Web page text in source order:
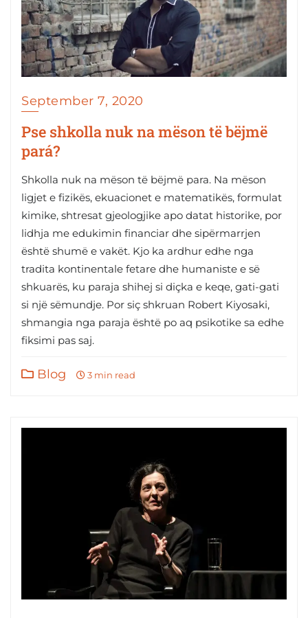
September 7, 2020
Pse shkolla nuk na mëson të bëjmë
pará?
Shkolla nuk na mëson të bëjmë para. Na mëson
ligjet e fizikës, ekuacionet e matematikës, formulat
kimike, shtresat gjeologjike apo datat historike, por
lidhja me edukimin financiar dhe sipërmarrjen
është shumë e vakët. Kjo ka ardhur edhe nga
tradita kontinentale fetare dhe humaniste e së
shkuarës, ku paraja shihej si diçka e keqe, gati-gati
si një sëmundje. Por siç shkruan Robert Kiyosaki,
shmangia nga paraja është po aq psikotike sa edhe
fiksimi pas saj.
Blog 3 min read